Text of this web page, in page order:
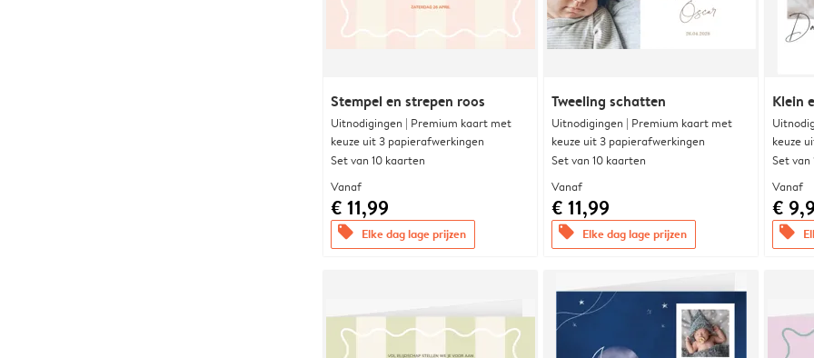
Stempel en strepen roos
Uitnodigingen | Premium kaart met
keuze uit 3 papierafwerkingen
Set van 10 kaarten
Vanaf
€ 11,99
offers Elke dag lage prijzen
Tweeling schatten
Uitnodigingen | Premium kaart met
keuze uit 3 papierafwerkingen
Set van 10 kaarten
Vanaf
€ 11,99
offers Elke dag lage prijzen
Klein
keuze
Set van
Vanaf
€
offers